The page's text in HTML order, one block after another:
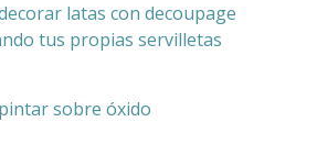
latas con decoupage
tus propias servilletas
sobre óxido